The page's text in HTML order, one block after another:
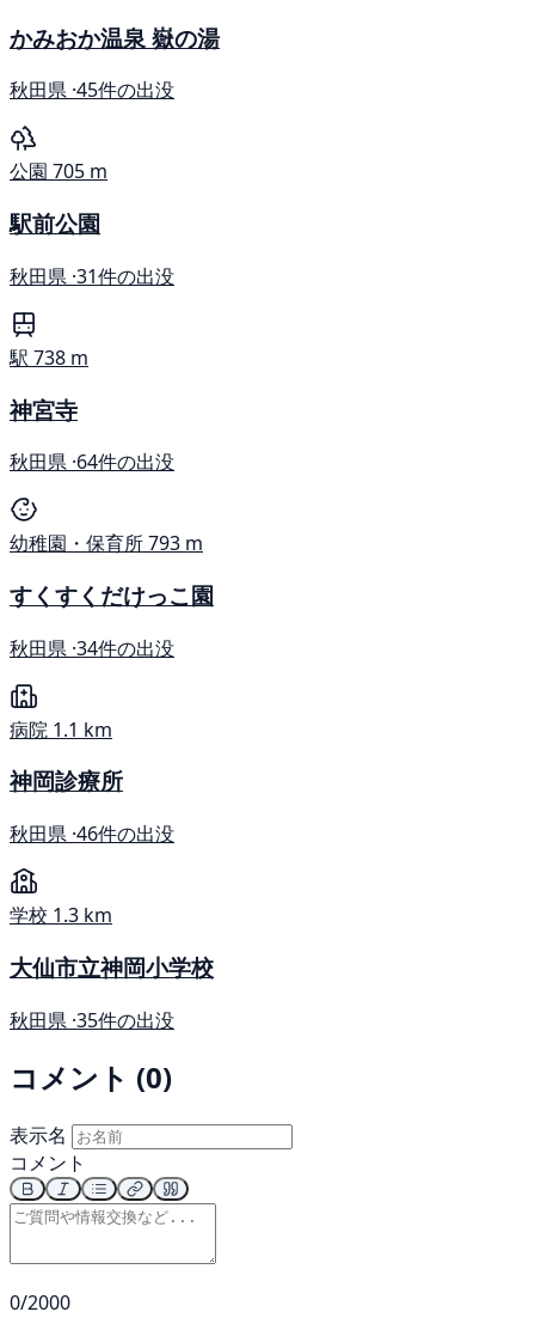
かみおか温泉 嶽の湯
秋田県 ·45件の出没
公園 705 m
駅前公園
秋田県 ·31件の出没
駅 738 m
神宮寺
秋田県 ·64件の出没
幼稚園・保育所793 m
すくすくだけっこ園
秋田県 ·34件の出没
病院 1.1 km
神岡診療所
秋田県 ·46件の出没
学校 1.3 km
大仙市立神岡小学校
秋田県 ·35件の出没
コメント (0)
表示名
コメント
0/2000